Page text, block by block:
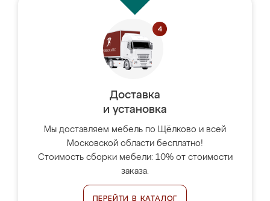
Доставка
и установка
Мы доставляем мебель по Щёлково и всей
Московской области бесплатно!
Стоимость сборки мебели: 10% от стоимости
заказа.
ПЕРЕЙТИ В КАТАЛОГ